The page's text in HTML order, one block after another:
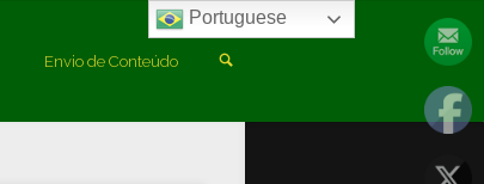
Envio de Conteúdo
Portuguese